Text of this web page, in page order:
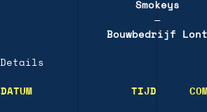
Smokeys
—
Bouwbedrijf Lont
Details
DATUM TIJD